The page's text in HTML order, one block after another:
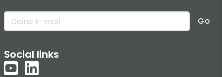
Go
Social links